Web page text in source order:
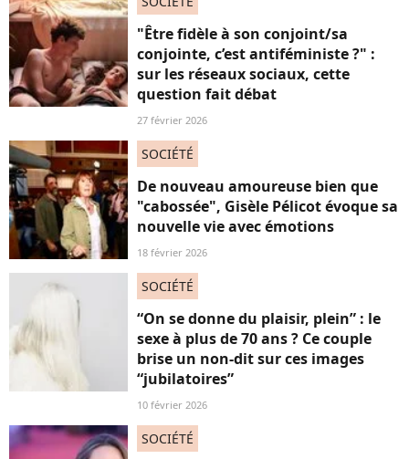
"Être fidèle à son conjoint/sa
conjointe, c’est antiféministe ?" :
sur les réseaux sociaux, cette
question fait débat
27 février 2026
SOCIÉTÉ
De nouveau amoureuse bien que
"cabossée", Gisèle Pélicot évoque sa
nouvelle vie avec émotions
18 février 2026
SOCIÉTÉ
“On se donne du plaisir, plein” : le
sexe à plus de 70 ans ? Ce couple
brise un non-dit sur ces images
“jubilatoires”
10 février 2026
SOCIÉTÉ